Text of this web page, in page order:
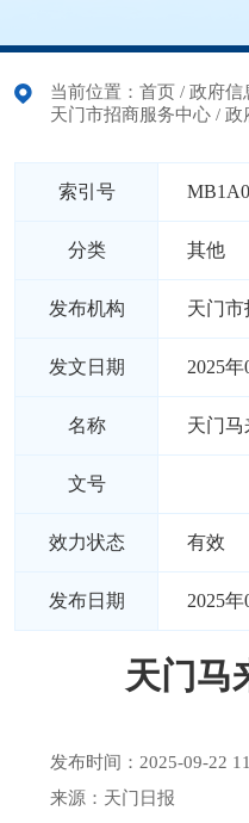
当前位置： 首页 / 政府信
天门市招商服务中心 / 政
索引号
分类 其他
发布机构 天门
发文日期 2025年
名称 天门马
文号
效力状态 有效
发布日期 2025年
天门马
发布时间：2025-09-22
来源：天门日报